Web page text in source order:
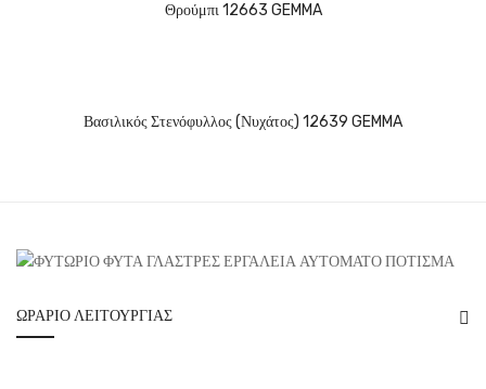
Θρούμπι 12663 GEMMA
Βασιλικός Στενόφυλλος (νυχάτος) 12639 GEMMA
ΩΡΆΡΙΟ ΛΕΙΤΟΥΡΓΊΑΣ